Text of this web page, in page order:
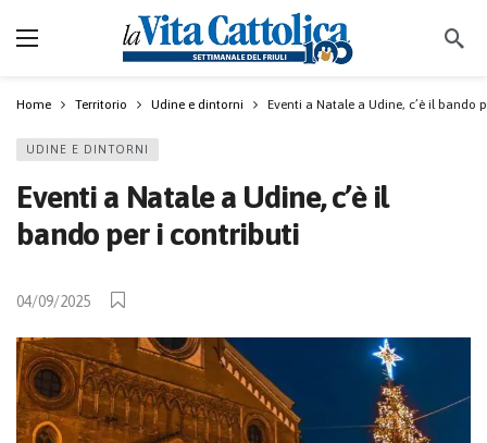
Home Territorio Udine e dintorni Eventi a Natale a Udine, c’è il bando
UDINE E DINTORNI
Eventi a Natale a Udine, c’è il
bando per i contributi
04/09/2025